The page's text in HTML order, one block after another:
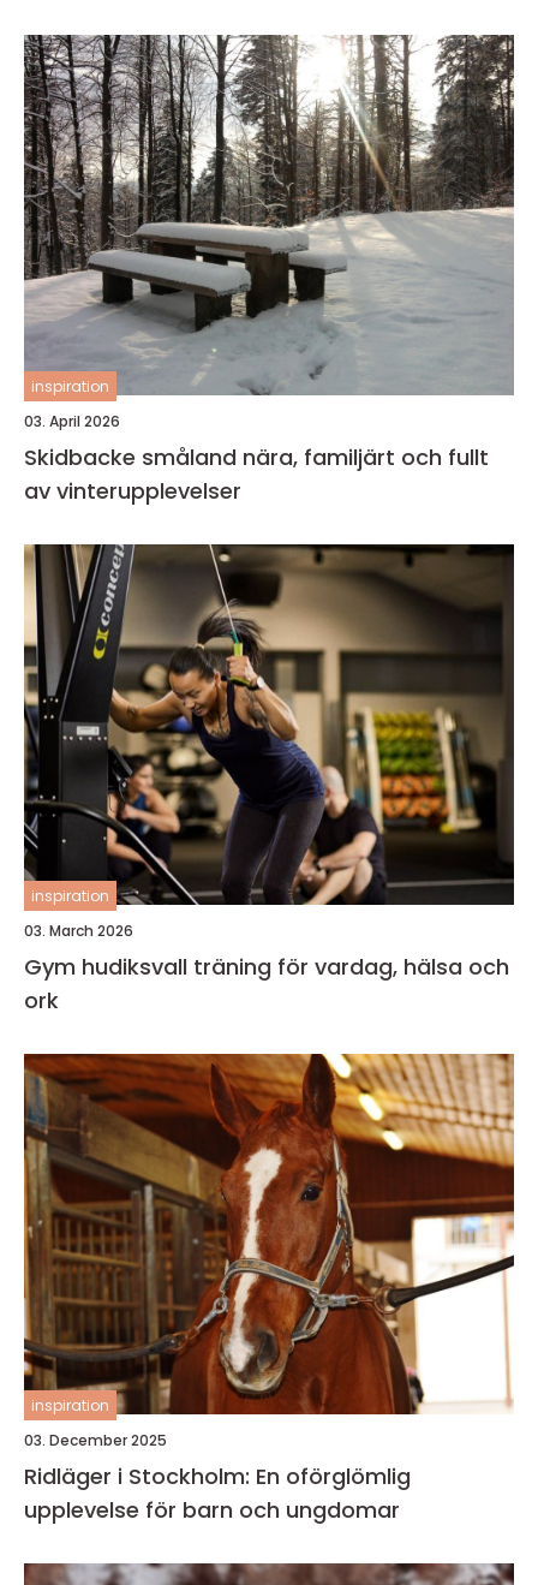
inspiration
03. April 2026
Skidbacke småland nära, familjärt och fullt
av vinterupplevelser
inspiration
03. March 2026
Gym hudiksvall träning för vardag, hälsa och
ork
inspiration
03. December 2025
Ridläger i Stockholm: En oförglömlig
upplevelse för barn och ungdomar